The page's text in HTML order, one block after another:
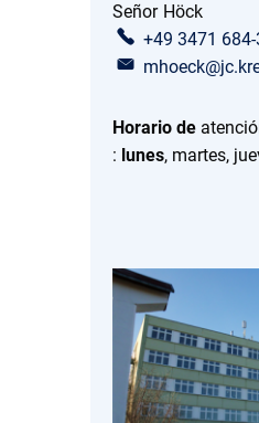
Señor Höck
+49 3471
Horario de
: lunes, martes,